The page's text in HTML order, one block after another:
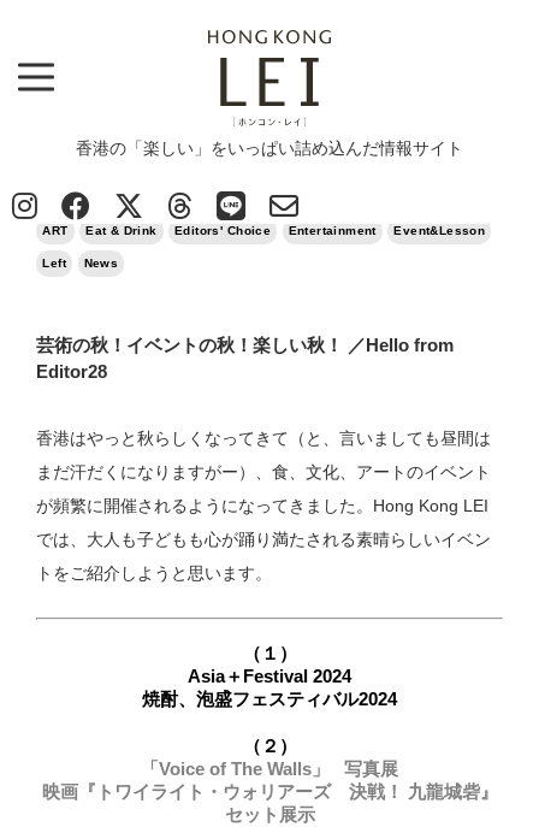
香港の「楽しい」をいっぱい詰め込んだ情報サイト
ART > 芸術の秋！イベントの秋！楽しい秋！ ／Hello from Editor28
ART Eat & Drink Editors' Choice Entertainment Event&Lesson
Left News
芸術の秋！イベントの秋！楽しい秋！ ／Hello from
Editor28
香港はやっと秋らしくなってきて（と、言いましても昼間は
まだ汗だくになりますがー）、食、文化、アートのイベント
が頻繁に開催されるようになってきました。Hong Kong LEI
では、大人も子どもも心が踊り満たされる素晴らしいイベン
トをご紹介しようと思います。
（１）
Asia＋Festival 2024
焼酎、泡盛フェスティバル2024
（２）
「Voice of The Walls」 写真展
映画『トワイライト・ウォリアーズ 決戦！ 九龍城砦』
セット展示